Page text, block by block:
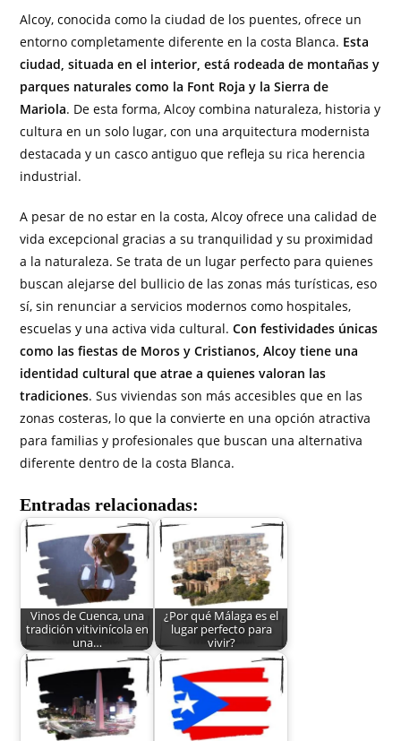
Alcoy, conocida como la ciudad de los puentes, ofrece un
entorno completamente diferente en la costa Blanca. Esta
ciudad, situada en el interior, está rodeada de montañas y
parques naturales como la Font Roja y la Sierra de
Mariola. De esta forma, Alcoy combina naturaleza, historia y
cultura en un solo lugar, con una arquitectura modernista
destacada y un casco antiguo que refleja su rica herencia
industrial.
A pesar de no estar en la costa, Alcoy ofrece una calidad de
vida excepcional gracias a su tranquilidad y su proximidad
a la naturaleza. Se trata de un lugar perfecto para quienes
buscan alejarse del bullicio de las zonas más turísticas, eso
sí, sin renunciar a servicios modernos como hospitales,
escuelas y una activa vida cultural.Con festividades únicas
como las fiestas de Moros y Cristianos, Alcoy tiene una
identidad cultural que atrae a quienes valoran las
tradiciones. Sus viviendas son más accesibles que en las
zonas costeras, lo que la convierte en una opción atractiva
para familias y profesionales que buscan una alternativa
diferente dentro de la costa Blanca.
Entradas relacionadas:
Vinos de Cuenca, una
tradición vitivinícola en
una…
¿Por qué Málaga es el
lugar perfecto para
vivir?